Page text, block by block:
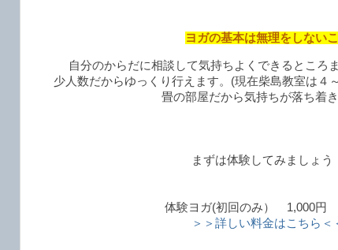
ヨガの基本は無理をしない
自分のからだに相談して気持ちよくできるところ
少人数だからゆっくり行えます。(現在柴島教室は４
畳の部屋だから気持ちが落ち着
まずは体験してみましょう
体験ヨガ(初回のみ） 1,000円
＞＞詳しい料金はこちら＜